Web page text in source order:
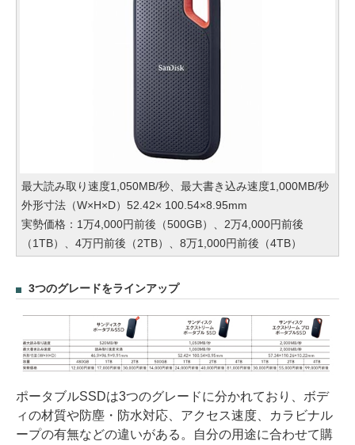
最大読み取り速度1,050MB/秒、最大書き込み速度1,000MB/秒
外形寸法（W×H×D）52.42× 100.54×8.95mm
実勢価格：1万4,000円前後（500GB）、2万4,000円前後
（1TB）、4万円前後（2TB）、8万1,000円前後（4TB）
3つのグレードをラインアップ
ポータブルSSDは3つのグレードに分かれており、ボデ
ィの材質や防塵・防水対応、アクセス速度、カラビナル
ープの有無などの違いがある。自分の用途に合わせて購